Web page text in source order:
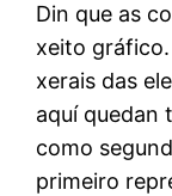
Din que as
xeito
xerais das
aquí quedan
como
primeiro